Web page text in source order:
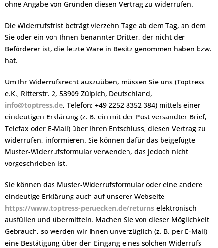
ohne Angabe von Gründen diesen Vertrag zu widerrufen.
Die Widerrufsfrist beträgt vierzehn Tage ab dem Tag, an dem
Sie oder ein von Ihnen benannter Dritter, der nicht der
Beförderer ist, die letzte Ware in Besitz genommen haben bzw.
hat.
Um Ihr Widerrufsrecht auszuüben, müssen Sie uns (Toptress
e.K., Ritterstr. 2, 53909 Zülpich, Deutschland,
info@toptress.de, Telefon: +49 2252 8352 384) mittels einer
eindeutigen Erklärung (z. B. ein mit der Post versandter Brief,
Telefax oder E-Mail) über Ihren Entschluss, diesen Vertrag zu
widerrufen, informieren. Sie können dafür das beigefügte
Muster-Widerrufsformular verwenden, das jedoch nicht
vorgeschrieben ist.
Sie können das Muster-Widerrufsformular oder eine andere
eindeutige Erklärung auch auf unserer Webseite
https://www.toptress-peruecken.de/returns elektronisch
ausfüllen und übermitteln. Machen Sie von dieser Möglichkeit
Gebrauch, so werden wir Ihnen unverzüglich (z. B. per E-Mail)
eine Bestätigung über den Eingang eines solchen Widerrufs